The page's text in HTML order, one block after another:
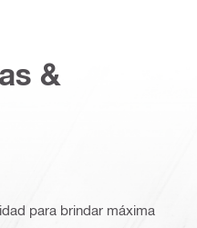
&
para brindar máxima